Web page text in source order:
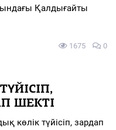
Қалдығайты
1675 0
ШЕКТІ
көлік түйісіп, зардап